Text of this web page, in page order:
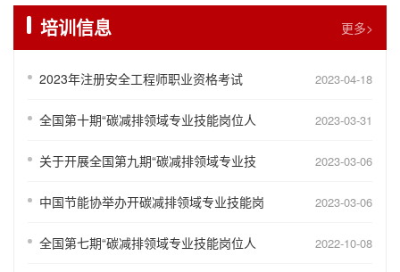
培训信息 更多>
2023年注册安全工程师职业资格考试 2023-04-18
全国第十期“碳减排领域专业技能岗位人 2023-03-31
关于开展全国第九期“碳减排领域专业技 2023-03-06
中国节能协举办开碳减排领域专业技能岗 2023-03-06
全国第七期“碳减排领域专业技能岗位人 2022-10-08